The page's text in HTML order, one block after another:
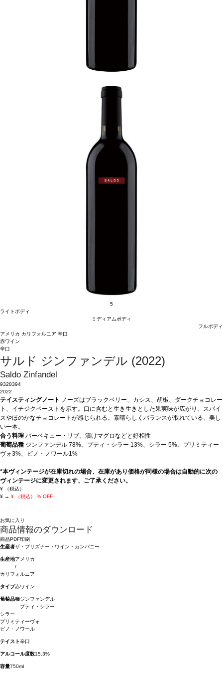
5
ライトボディ
ミディアムボディ
フルボディ
アメリカ カリフォルニア 辛口
赤ワイン
辛口
サルド ジンファンデル (2022)
Saldo Zinfandel
9328394
2022
テイスティングノート ノーズはブラックベリー、カシス、胡椒、ダークチョコレー
ト、イチジクペーストを示す。口に含むと生き生きとした果実味が広がり、スパイ
スやほのかなチョコレートが感じられる。素晴らしくバランスが取れている、美し
い一本。
合う料理 バーベキュー・リブ、漬けマグロなどと好相性
葡萄品種 ジンファンデル 78%、プティ・シラー 13%、シラー 5%、プリミティー
ヴォ3%、ピノ・ノワール1%
*本ヴィンテージが在庫切れの場合、在庫があり価格が同様の場合は自動的に次の
ヴィンテージに変更されます、ご了承ください。
¥
（税込）
¥ → ¥ （税込） % OFF
お気に入り
商品情報のダウンロード
商品PDF印刷
生産者ザ・プリズナー・ワイン・カンパニー
生産地アメリカ
/
カリフォルニア
タイプ赤ワイン
葡萄品種ジンファンデル
プティ・シラー
シラー
プリミティーヴォ
ピノ・ノワール
テイスト辛口
アルコール度数15.3%
容量750ml